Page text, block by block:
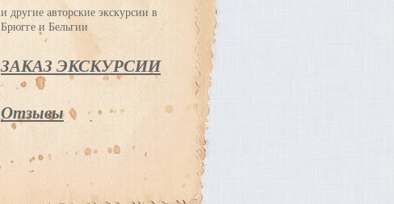
и другие авторские экскурсии в
Брюгге и Бельгии
ЗАКАЗ ЭКСКУРСИИ
Отзывы